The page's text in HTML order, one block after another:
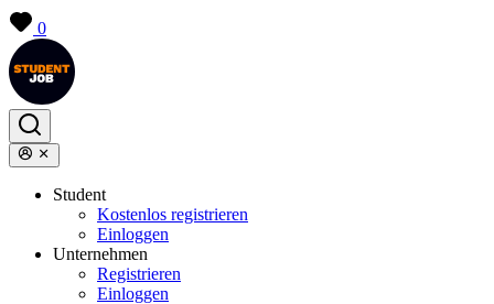
0
Student
Kostenlos registrieren
Einloggen
Unternehmen
Registrieren
Einloggen